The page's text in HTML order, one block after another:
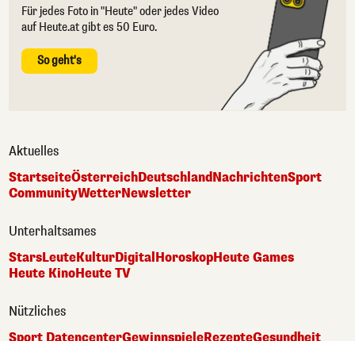
Für jedes Foto in "Heute" oder jedes Video
auf Heute.at gibt es 50 Euro.
So geht's
Aktuelles
StartseiteÖsterreichDeutschlandNachrichtenSport
CommunityWetterNewsletter
Unterhaltsames
StarsLeuteKulturDigital HoroskopHeute Games
Heute KinoHeute TV
Nützliches
Sport DatencenterGewinnspieleRezepteGesundheit